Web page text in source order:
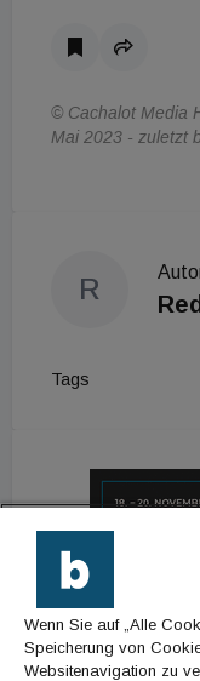
© Cachalot Media
Mai 2023 - zuletzt
R
Tags
Wenn Sie auf „Alle
Speicherung von
Websitenavigation zu